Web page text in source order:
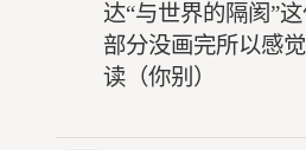
达“与世界的隔阂”
部分没画完所以感
读（你别）